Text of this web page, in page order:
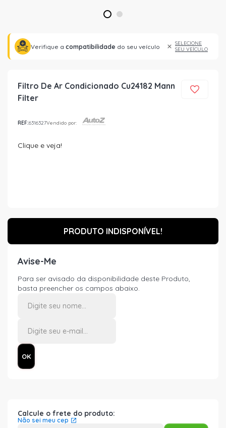
1 2
Verifique a compatibilidade do seu veículo
SELECIONE
SEU VEÍCULO
Filtro De Ar Condicionado Cu24182 Mann
Filter
REF:6316327Vendido por:
Clique e veja!
PRODUTO INDISPONÍVEL!
Avise-Me
Para ser avisado da disponibilidade deste Produto,
basta preencher os campos abaixo.
Calcule o frete do produto:
Não sei meu cep